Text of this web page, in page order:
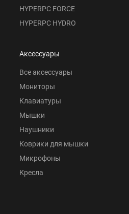
HYPERPC FORCE
HYPERPC HYDRO
Аксессуары
Все аксессуары
Мониторы
Клавиатуры
Мышки
Наушники
Коврики для мышки
Микрофоны
Кресла